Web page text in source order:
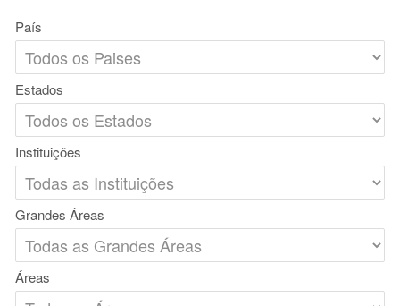
País
Estados
Instituições
Grandes Áreas
Áreas